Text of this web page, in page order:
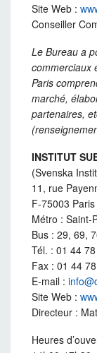
Site Web :
Conseiller
Le Bureau a
commerciaux
Paris
marché,
partenaires,
INSTITUT
(Svenska
11, rue
F-75003 Paris
Métro : Saint-
Bus : 29, 69,
Tél. : 01 44
Fax : 01 44
E-mail :
Site Web :
Directeur :
Heures